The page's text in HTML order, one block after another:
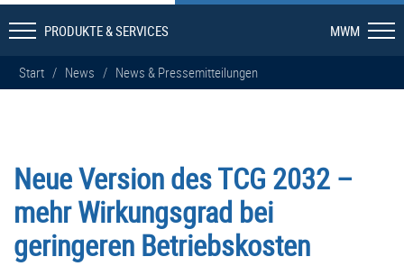
PRODUKTE & SERVICES MWM
Start / News / News & Pressemitteilungen
Neue Version des TCG 2032 –
mehr Wirkungsgrad bei
geringeren Betriebskosten